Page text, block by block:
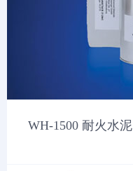
WH-1500 耐火水泥